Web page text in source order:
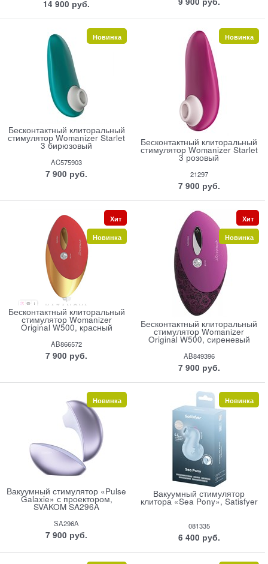
14 900 руб.
Бесконтактный клиторальный
стимулятор Womanizer Starlet
3 бирюзовый
AC575903
7 900 руб.
Новинка
Бесконтактный клиторальный
стимулятор Womanizer Starlet
3 розовый
21297
7 900 руб.
Новинка
Бесконтактный клиторальный
стимулятор Womanizer
Original W500, красный
AB866572
7 900 руб.
Хит
Новинка
Бесконтактный клиторальный
стимулятор Womanizer
Original W500, сиреневый
AB849396
7 900 руб.
Хит
Новинка
Вакуумный стимулятор «Pulse
Galaxie» с проектором,
SVAKOM SA296A
SA296A
7 900 руб.
Новинка
Вакуумный стимулятор
клитора «Sea Pony», Satisfyer
081335
6 400 руб.
Новинка